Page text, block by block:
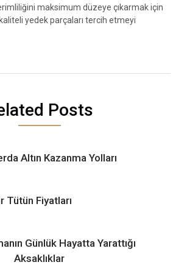
maksimum düzeye çıkarmak için
yedek parçaları tercih etmeyi
Posts
Altın Kazanma Yolları
Tütün Fiyatları
Günlük Hayatta Yarattığı
Aksaklıklar